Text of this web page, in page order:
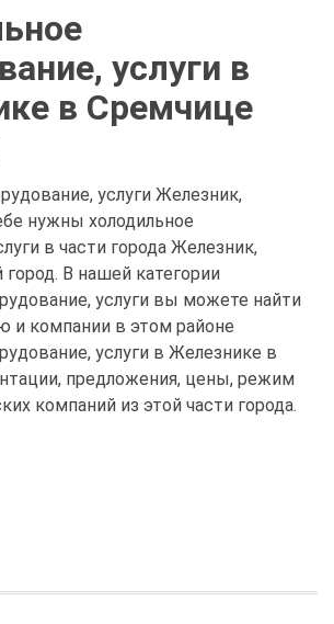
услуги в
в Сремчице
услуги Железник,
нужны холодильное
в части города Железник,
В нашей категории
услуги вы можете найти
компании в этом районе
услуги в Железнике в
предложения, цены, режим
компаний из этой части города.